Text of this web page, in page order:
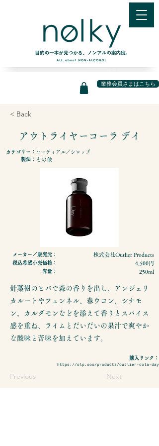
業務会員さまはこちら
< Back
アウトライヤーコーラ デイ
カテゴリー： コーディアル／シロップ
製法： その他
株式会社Outlier Products
メーカー／販売元：
4,500円
税込希望小売価格：
250ml
容量：
針葉樹のヒバで森の香りを出し、アンジェリ
カルートやフェンネル、春ウコン、シナモ
ン、カルダモンなどを添えて香りとスパイス
感を重ね、ライムとだいだいの果汁で爽やか
な酸味と苦味を加えています。
購入リンク：
https://olp.ooo/products/outlier-cola-day
Previous Next